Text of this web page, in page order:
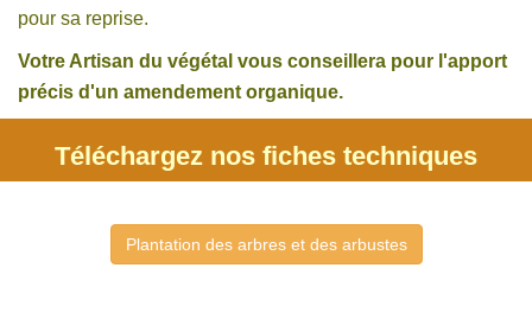
pour sa reprise.
Votre Artisan du végétal vous conseillera pour l'apport
précis d'un amendement organique.
Téléchargez nos fiches techniques
Plantation des arbres et des arbustes